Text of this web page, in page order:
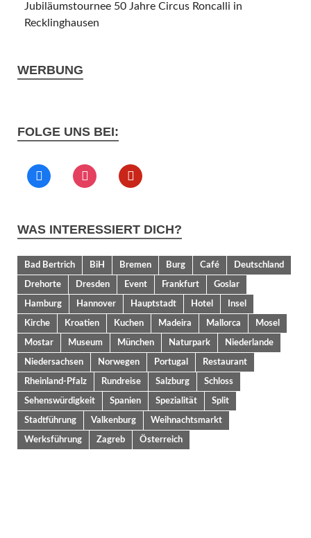
Jubiläumstournee 50 Jahre Circus Roncalli in
Recklinghausen
WERBUNG
FOLGE UNS BEI:
WAS INTERESSIERT DICH?
Bad Bertrich BiH Bremen Burg Café
Deutschland
Drehorte
Dresden Event Frankfurt
Goslar
Hamburg
Hannover Hauptstadt Hotel
Insel
Kirche
Kroatien Kuchen Madeira Mallorca
Mosel
Mostar
Museum München Naturpark
Niederlande
Niedersachsen
Norwegen Portugal
Restaurant
Rheinland-Pfalz
Rundreise Salzburg
Schloss
Sehenswürdigkeit
Spanien Spezialität
Split
Stadtführung
Valkenburg
Weihnachtsmarkt
Werksführung
Zagreb Österreich